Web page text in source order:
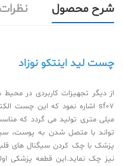
شرح محصول
چست لید اینتکو نوزاد
از دیگر تجهیزات کاربردی در
sf07اشاره نمود که این چست
میلی متری تولید می گردد که
تواند با متصل شدن به پوست،
پزشک با چک کردن سیگنال های
نیز چک نماید.این قطعه پزشکی